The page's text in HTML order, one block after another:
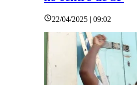
22/04/2025 | 09:02